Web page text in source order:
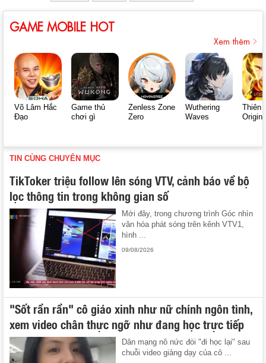
GAME MOBILE HOT
Xem thêm
Võ Lâm Hắc
Đạo
Game thủ
chơi gì
Zenless Zone
Zero
Wuthering
Waves
Thiên
Origin
TIN CÙNG CHUYÊN MỤC
TikToker triệu follow lên sóng VTV, cảnh báo về bộ
lọc thông tin trong không gian số
Mới đây, trong chương trình Góc nhìn
văn hóa phát sóng trên kênh VTV1,
hình ...
09/08/2026
"Sốt rần rần" cô giáo xinh như nữ chính ngôn tình,
xem video chân thực ngỡ như đang học trực tiếp
Dân mạng nô nức đòi "đi học lại" sau
chuỗi video giảng dạy của cô ...